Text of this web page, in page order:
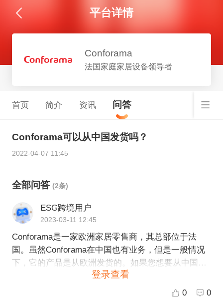
平台详情
Conforama
法国家庭家居设备领导者
首页 简介 资讯 问答
Conforama可以从中国发货吗？
2022-04-07 11:45
全部问答 (2条)
ESG跨境用户
2023-03-11 12:45
Conforama是一家欧洲家居零售商，其总部位于法
国。虽然Conforama在中国也有业务，但是一般情况
下，它的产品是从欧洲发货的。如果您想要从中国购
买Conforama的产品，建议联系当地的代购或者跨境
电商平台。同时我们也可以为您提供全球开店、运营
登录查看
0 0